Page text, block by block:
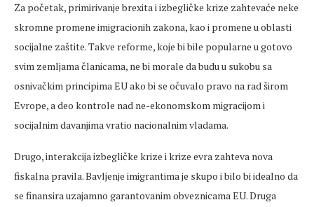
Za početak, primirivanje brexita i izbegličke krize zahtevaće neke
skromne promene imigracionih zakona, kao i promene u oblasti
socijalne zaštite. Takve reforme, koje bi bile popularne u gotovo
svim zemljama članicama, ne bi morale da budu u sukobu sa
osnivačkim principima EU ako bi se očuvalo pravo na rad širom
Evrope, a deo kontrole nad ne-ekonomskom migracijom i
socijalnim davanjima vratio nacionalnim vladama.
Drugo, interakcija izbegličke krize i krize evra zahteva nova
fiskalna pravila. Bavljenje imigrantima je skupo i bilo bi idealno da
se finansira uzajamno garantovanim obveznicama EU. Druga